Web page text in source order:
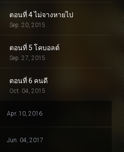
ตอนที่ 4 ไม่จางหายไป
Sep. 20, 2015
ตอนที่ 5 โคบอลต์
Sep. 27, 2015
ตอนที่ 6 คนดี
Oct. 04, 2015
Apr. 10, 2016
Jun. 04, 2017